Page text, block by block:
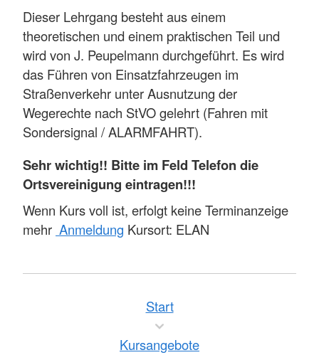
Dieser Lehrgang besteht aus einem
theoretischen und einem praktischen Teil und
wird von J. Peupelmann durchgeführt. Es wird
das Führen von Einsatzfahrzeugen im
Straßenverkehr unter Ausnutzung der
Wegerechte nach StVO gelehrt (Fahren mit
Sondersignal / ALARMFAHRT).
Sehr wichtig!! Bitte im Feld Telefon die
Ortsvereinigung eintragen!!!
Wenn Kurs voll ist, erfolgt keine Terminanzeige
mehr Anmeldung Kursort: ELAN
Start
Kursangebote